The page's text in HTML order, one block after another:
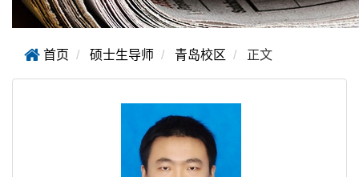
首页 硕士生导师 青岛校区 正文